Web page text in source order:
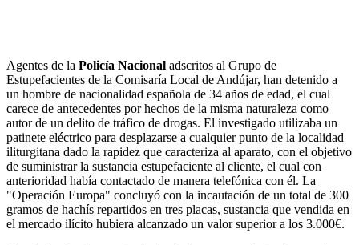
Agentes de la Policía Nacional adscritos al Grupo de
Estupefacientes de la Comisaría Local de Andújar, han detenido a
un hombre de nacionalidad española de 34 años de edad, el cual
carece de antecedentes por hechos de la misma naturaleza como
autor de un delito de tráfico de drogas. El investigado utilizaba un
patinete eléctrico para desplazarse a cualquier punto de la localidad
iliturgitana dado la rapidez que caracteriza al aparato, con el objetivo
de suministrar la sustancia estupefaciente al cliente, el cual con
anterioridad había contactado de manera telefónica con él. La
"Operación Europa" concluyó con la incautación de un total de 300
gramos de hachís repartidos en tres placas, sustancia que vendida en
el mercado ilícito hubiera alcanzado un valor superior a los 3.000€.